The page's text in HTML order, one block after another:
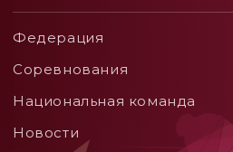
Федерация
Соревнования
Национальная команда
Новости